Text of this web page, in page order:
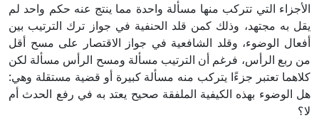
الأجزاء التي تتركب منها مسألة واحدة مما ينتج عنه حكم واحد لم
يقل به مجتهد، وذلك كمن قلد الحنفية في جواز ترك الترتيب بين
أفعال الوضوء، وقلد الشافعية في جواز الاقتصار على مسح أقل
من ربع الرأس، فرغم أن الترتيب مسألة ومسح الرأس مسألة لكن
كلاهما تعتبر جزءًا يتركب منه مسألة كبيرة أو قضية مستقلة وهي:
هل الوضوء بهذه الكيفية الملفقة صحيح يعتد به في رفع الحدث أم
لا؟